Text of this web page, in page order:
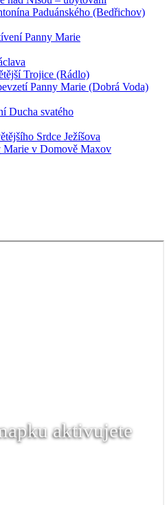
Paduánského (Bedřichov)
Panny Marie
Trojice (Rádlo)
Panny Marie (Dobrá Voda)
Ducha svatého
Srdce Ježíšova
Marie v Domově Maxov
aktivujete